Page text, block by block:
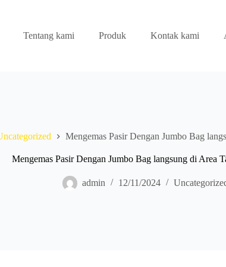
Tentang kami Produk Kontak kami
Mengemas Pasir Dengan Jumbo Bag
Mengemas Pasir Dengan Jumbo Bag langsung di Area
admin 12/11/2024